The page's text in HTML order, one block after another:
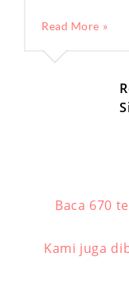
Read More »
Baca 670
Kami juga